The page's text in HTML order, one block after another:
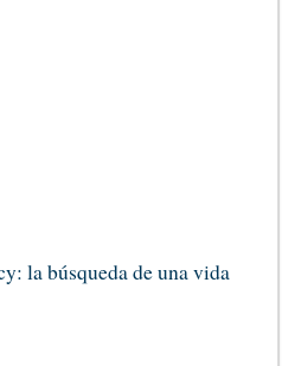
la búsqueda de una vida